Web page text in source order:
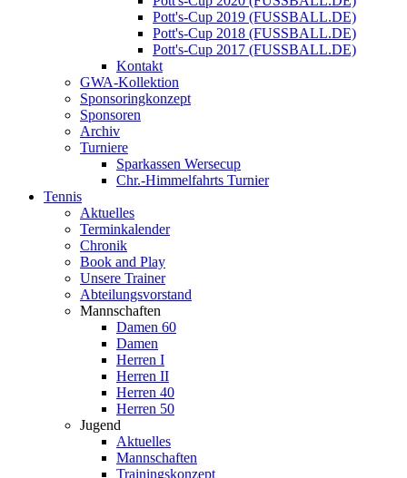
Pott's-Cup 2019 (FUSSBALL.DE)
Pott's-Cup 2018 (FUSSBALL.DE)
Pott's-Cup 2017 (FUSSBALL.DE)
Kontakt
GWA-Kollektion
Sponsoringkonzept
Sponsoren
Archiv
Turniere
Sparkassen Wersecup
Chr.-Himmelfahrts Turnier
Tennis
Aktuelles
Terminkalender
Chronik
Book and Play
Unsere Trainer
Abteilungsvorstand
Mannschaften
Damen 60
Damen
Herren I
Herren II
Herren 40
Herren 50
Jugend
Aktuelles
Mannschaften
Trainingskonzept